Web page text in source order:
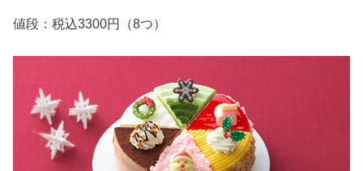
値段：税込3300円（8つ）